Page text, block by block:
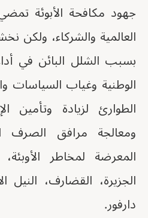
جهود مكافحة الأبوئة
العالمية والشركاء، ولكن
بسبب الشلل البائن في
الوطنية وغياب السياسات
الطوارئ لزيادة وتأمين
ومعالجة مرافق
المعرضة لمخاطر
الجزيرة، القضارف، النيل
دارفور.